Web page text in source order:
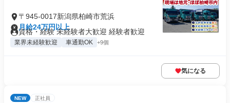
〒945-0017新潟県柏崎市荒浜
月給24万円以上
資格・経験 未経験者大歓迎 経験者歓迎
業界未経験歓迎 車通勤OK +9個
気になる
NEW 正社員